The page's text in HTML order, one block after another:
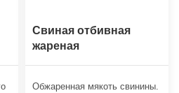
Свиная отбивная
жареная
Обжаренная мякоть свинины.